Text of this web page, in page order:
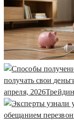
получать свои
апреля, 2026
обещанием